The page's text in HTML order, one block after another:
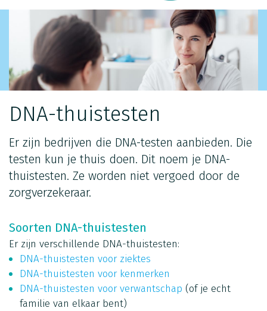
DNA-thuistesten
Er zijn bedrijven die DNA-testen aanbieden. Die
testen kun je thuis doen. Dit noem je DNA-
thuistesten. Ze worden niet vergoed door de
zorgverzekeraar.
Soorten DNA-thuistesten
Er zijn verschillende DNA-thuistesten:
DNA-thuistesten voor ziektes
DNA-thuistesten voor kenmerken
DNA-thuistesten voor verwantschap (of je echt
familie van elkaar bent)